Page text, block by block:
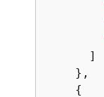
      ]
    },
{